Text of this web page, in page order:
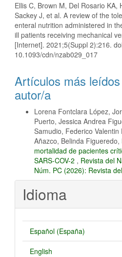
Ellis C, Brown M, Del Rosario KA,
Sackey J, et al. A review of the
enteral nutrition administered in
ill patients receiving mechanical
[Internet]. 2021;5(Suppl 2):216.
10.1093/cdn/nzab029_017
Artículos más
autor/a
Lorena Fontclara López,
Puerto, Jessica Andrea
Samudio, Federico
Añazco, Belinda Figueredo,
mortalidad de pacientes
SARS-COV-2 , Revista del
Núm. PC (2026): Revista
Idioma
Español (España)
English